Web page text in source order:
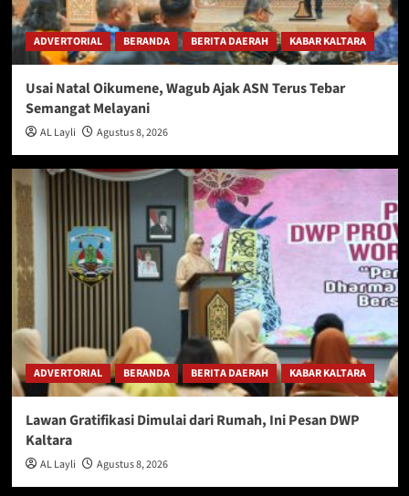
ADVERTORIAL BERANDA BERITA DAERAH KABAR KALTARA
Usai Natal Oikumene, Wagub Ajak ASN Terus Tebar
Semangat Melayani
AL Layli Agustus 8, 2026
ADVERTORIAL BERANDA BERITA DAERAH KABAR KALTARA
Lawan Gratifikasi Dimulai dari Rumah, Ini Pesan DWP
Kaltara
AL Layli Agustus 8, 2026